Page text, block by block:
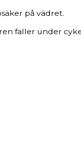
på vädret.
faller under